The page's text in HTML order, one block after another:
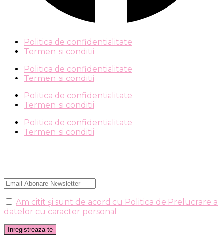
Politica de confidentialitate
Termeni si conditii
Politica de confidentialitate
Termeni si conditii
Politica de confidentialitate
Termeni si conditii
Politica de confidentialitate
Termeni si conditii
Am citit și sunt de acord cu Politica de Prelucrare a
datelor cu caracter personal